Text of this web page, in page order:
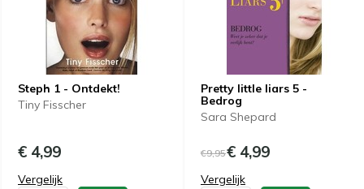
Steph 1 - Ontdekt!
Tiny Fisscher
€ 4,99
Vergelijk
Pretty little liars 5 -
Bedrog
Sara Shepard
€9,95€ 4,99
Vergelijk